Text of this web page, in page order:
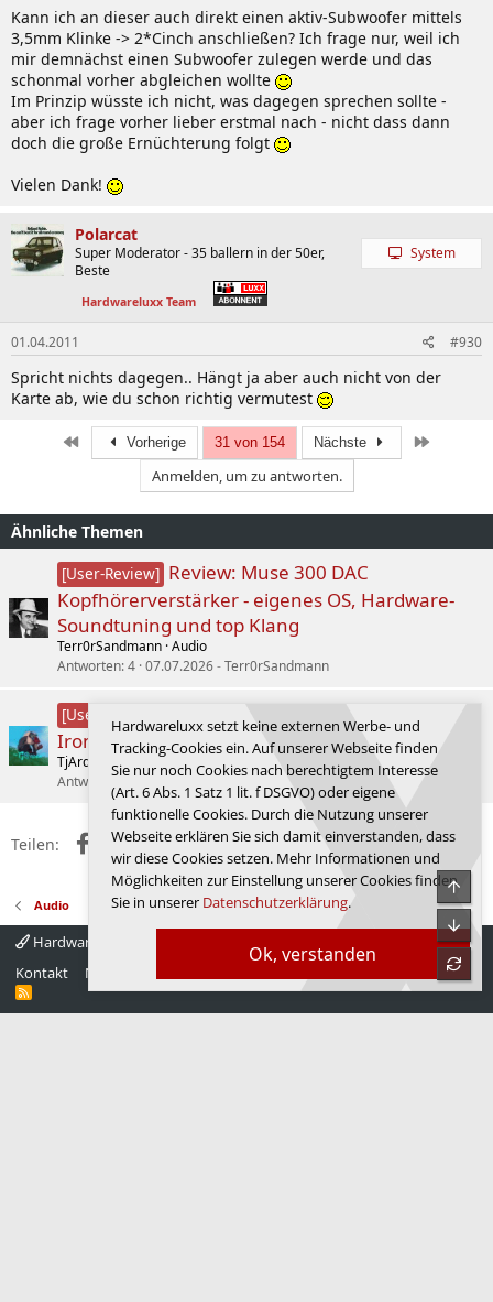
Kann ich an dieser auch direkt einen aktiv-Subwoofer mittels
3,5mm Klinke -> 2*Cinch anschließen? Ich frage nur, weil ich
mir demnächst einen Subwoofer zulegen werde und das
schonmal vorher abgleichen wollte
Im Prinzip wüsste ich nicht, was dagegen sprechen sollte -
aber ich frage vorher lieber erstmal nach - nicht dass dann
doch die große Ernüchterung folgt
Vielen Dank!
Polarcat
Super Moderator - 35 ballern in der 50er,
Beste
Hardwareluxx Team
System
01.04.2011 #930
Spricht nichts dagegen.. Hängt ja aber auch nicht von der
Karte ab, wie du schon richtig vermutest
Erste Vorherige 31 von 154 Nächste
Anmelden, um zu antworten.
Ähnliche Themen
[User-Review] Review: Muse 300 DAC
Kopfhörerverstärker - eigenes OS, Hardware-
Soundtuning und top Klang
Terr0rSandmann Audio
Antworten 4 07.07.2026 Terr0rSandmann
[User-Review]
IronWolf 4TB im Hardwareluxx Lesertest
TjArden
(Home-) Server/Workstation Forum
Antworten 5 28.07.2026 Ceiber3
Teilen: FacebookX (Twitter)
RedditWhatsApp
E-MailLink
Audio
Hardwareluxx 4.0
Kontakt
Nutzungsbedingungen Startseite
R
Ok, verstanden
Hardwareluxx setzt keine externen Werbe- und
Tracking-Cookies ein. Auf unserer Webseite finden
Sie nur noch Cookies nach berechtigtem Interesse
(Art. 6 Abs. 1 Satz 1 lit. f DSGVO) oder eigene
funktionelle Cookies. Durch die Nutzung unserer
Webseite erklären Sie sich damit einverstanden, dass
wir diese Cookies setzen. Mehr Informationen und
Möglichkeiten zur Einstellung unserer Cookies finden
Sie in unserer Datenschutzerklärung.